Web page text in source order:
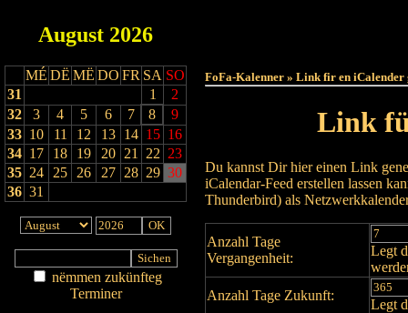
August 2026
MÉ DË MË DO FR SA SO
31
1
2
32
3 4 5 6 7 8
9
33 10 11 12 13 14 15 16
34 17 18 19 20 21 22 23
35 24 25 26 27 28 29 30
36 31
nëmmen zukünfteg
Terminer
FoFa-Kalenner » Link fir en iCalender
Link
Du kannst Dir hier einen Link
iCalendar-Feed erstellen lassen
Thunderbird) als
Anzahl Tage
Vergangenheit:
Legt
Anzahl Tage Zukunft:
Legt